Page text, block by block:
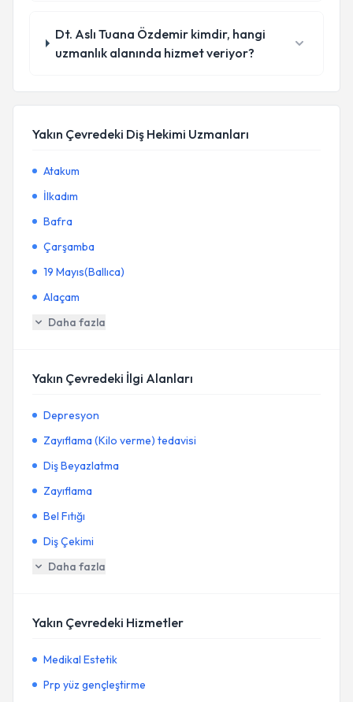
Dt. Aslı Tuana Özdemir kimdir, hangi
uzmanlık alanında hizmet veriyor?
Yakın Çevredeki Diş Hekimi Uzmanları
Atakum
İlkadım
Bafra
Çarşamba
19 Mayıs(Ballıca)
Alaçam
Daha fazla
Yakın Çevredeki İlgi Alanları
Depresyon
Zayıflama (Kilo verme) tedavisi
Diş Beyazlatma
Zayıflama
Bel Fıtığı
Diş Çekimi
Daha fazla
Yakın Çevredeki Hizmetler
Medikal Estetik
Prp yüz gençleştirme